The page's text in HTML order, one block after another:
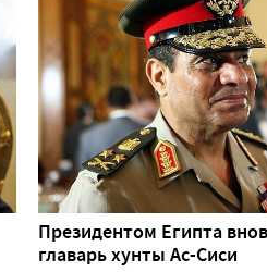
Президентом Египта
главарь хунты Ас-Сиси